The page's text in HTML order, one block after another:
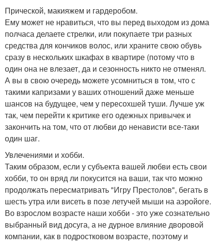
Прической, макияжем и гардеробом.
Ему может не нравиться, что вы перед выходом из дома
полчаса делаете стрелки, или покупаете три разных
средства для кончиков волос, или храните свою обувь
сразу в нескольких шкафах в квартире (потому что в
один она не влезает, да и сезонность никто не отменял.
А вы в свою очередь можете усомниться в том, что с
такими капризами у ваших отношений даже меньше
шансов на будущее, чем у пересохшей туши. Лучше уж
так, чем перейти к критике его одежных привычек и
закончить на том, что от любви до ненависти все-таки
один шаг.
Увлечениями и хобби.
Таким образом, если у субъекта вашей любви есть свои
хобби, то он вряд ли покусится на ваши, так что можно
продолжать пересматривать "Игру Престолов", бегать в
шесть утра или висеть в позе летучей мыши на аэройоге.
Во взрослом возрасте наши хобби - это уже сознательно
выбранный вид досуга, а не дурное влияние дворовой
компании, как в подростковом возрасте, поэтому и